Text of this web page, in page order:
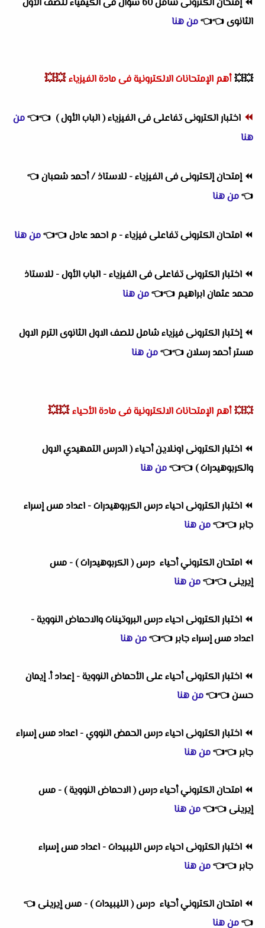
⏪
إمتحان الكترونى شامل 60 سؤال فى الكيمياء للصف الأول
الثانوى👈
👈من هنا
💥💥 أهم الإمتحانات الالكترونية فى مادة الفيزياء 💥💥
⏪ اختبار الكترونى تفاعلى فى الفيزياء ( الباب الأول ) 👈
👈من
هنا
⏪إمتحان إلكترونى فى الفيزياء - للاستاذ / أحمد شعبان👈
👈من هنا
⏪ امتحان الكترونى تفاعلى فيزياء - م احمد عادل👈
👈من هنا
⏪ اختبار الكترونى تفاعلى فى الفيزياء - الباب الأول - للاستاذ
محمد عثمان ابراهيم 👈
👈من هنا
⏪إختبار الكترونى فيزياء شامل للصف الاول الثانوى الترم الاول
مستر أحمد رسلان👈
👈من هنا
💥💥 أهم الإمتحانات الالكترونية فى مادة الأحياء 💥💥
⏪ اختبار الكترونى اونلاين أحياء ( الدرس التمهيدي الاول
والكربوهيدرات ) 👈
👈من هنا
⏪ اختبار الكترونى احياء درس الكربوهيدرات - اعداد مس إسراء
جابر👈
👈من هنا
⏪ امتحان الكتروني أحياء درس ( الكربوهيدرات ) - مس
إيرينى👈
👈من هنا
⏪ اختبار الكترونى احياء درس البروتينات والاحماض النووية -
اعداد مس إسراء جابر👈
👈من هنا
⏪ اختبار الكترونى أحياء على الأحماض النووية - إعداد أ. إيمان
حسن👈
👈من هنا
⏪ اختبار الكترونى احياء درس الحمض النووي - اعداد مس إسراء
جابر👈
👈من هنا
⏪ امتحان الكتروني أحياء درس ( الاحماض النووية ) - مس
إيرينى👈
👈من هنا
⏪ اختبار الكترونى احياء درس الليبيدات - اعداد مس إسراء
جابر👈
👈من هنا
⏪ امتحان الكتروني أحياء درس ( الليبيدات ) - مس إيرينى👈
👈من هنا